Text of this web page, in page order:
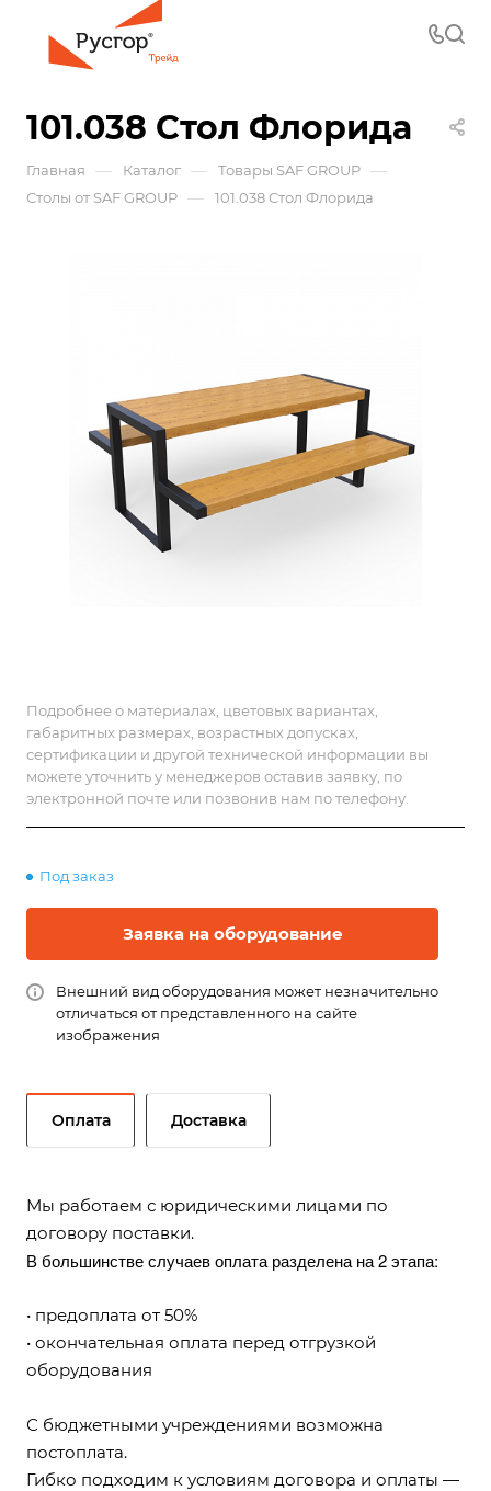
101.038 Стол Флорида
Главная — Каталог — Товары SAF GROUP —
Столы от SAF GROUP — 101.038 Стол Флорида
Подробнее о материалах, цветовых вариантах,
габаритных размерах, возрастных допусках,
сертификации и другой технической информации вы
можете уточнить у менеджеров оставив заявку, по
электронной почте или позвонив нам по телефону.
Под заказ
Заявка на оборудование
Внешний вид оборудования может незначительно
отличаться от представленного на сайте
изображения
Оплата Доставка
Мы работаем с юридическими лицами по
договору поставки.
В большинстве случаев оплата разделена на 2 этапа:
• предоплата от 50%
• окончательная оплата перед отгрузкой
оборудования
С бюджетными учреждениями возможна
постоплата.
Гибко подходим к условиям договора и оплаты —